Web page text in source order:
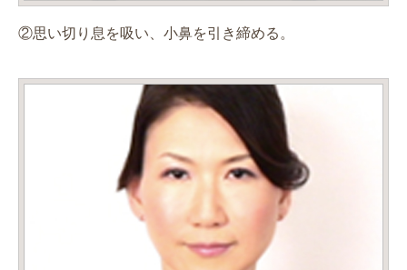
②思い切り息を吸い、小鼻を引き締める。